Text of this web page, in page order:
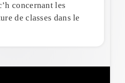
concernant les
de classes dans le